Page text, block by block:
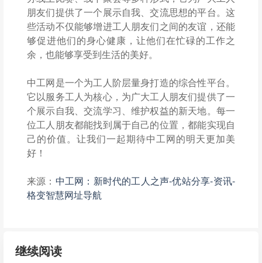
朋友们提供了一个展示自我、交流思想的平台。这
些活动不仅能够增进工人朋友们之间的友谊，还能
够促进他们的身心健康，让他们在忙碌的工作之
余，也能够享受到生活的美好。
中工网是一个为工人阶层量身打造的综合性平台。
它以服务工人为核心，为广大工人朋友们提供了一
个展示自我、交流学习、维护权益的新天地。每一
位工人朋友都能找到属于自己的位置，都能实现自
己的价值。让我们一起期待中工网的明天更加美
好！
来源： 中工网：新时代的工人之声-优站分享-资讯-
格变智慧网址导航
继续阅读